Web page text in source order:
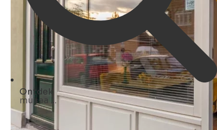
Ontdek
cafés ...
Open Search